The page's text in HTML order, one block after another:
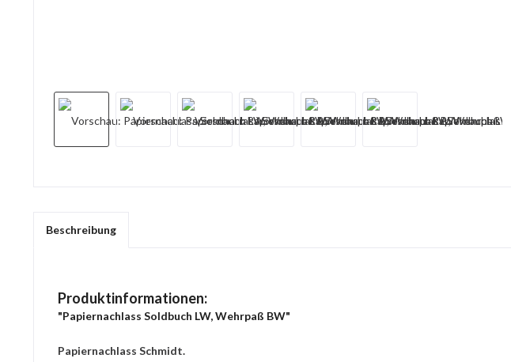
Beschreibung
Produktinformationen:
"Papiernachlass Soldbuch LW, Wehrpaß BW"
Papiernachlass Schmidt.